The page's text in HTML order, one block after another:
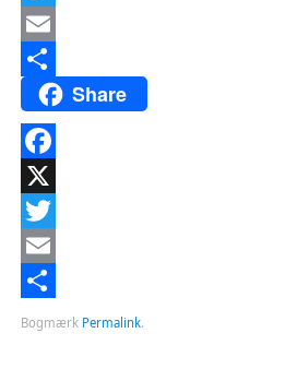
Twitter
Email
Del
Share
Facebook
X
Twitter
Email
Del
Bogmærk Permalink.